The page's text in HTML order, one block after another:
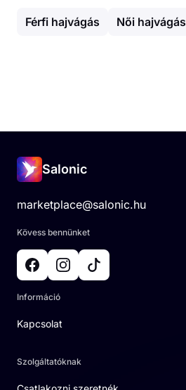
Férfi hajvágás Női hajvágás
Salonic
marketplace@salonic.hu
Kövess bennünket
Információ
Kapcsolat
Szolgáltatóknak